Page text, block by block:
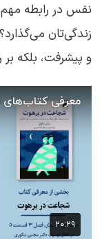
نفس در رابطه
زندگی‌تان
و پیشرفت، بلکه بر